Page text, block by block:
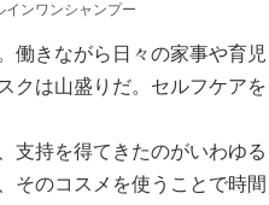
インワンシャンプー
働きながら日々の家事や育
クは山盛りだ。セルフケア
支持を得てきたのがいわゆ
そのコスメを使うことで時